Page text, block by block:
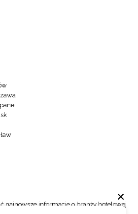
najnowsze informacje o branży hotelowej